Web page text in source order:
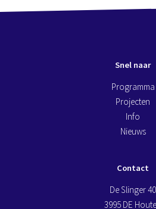
Snel naar
Programma
Projecten
Info
Nieuws
Contact
De Slinger 40
3995 DE